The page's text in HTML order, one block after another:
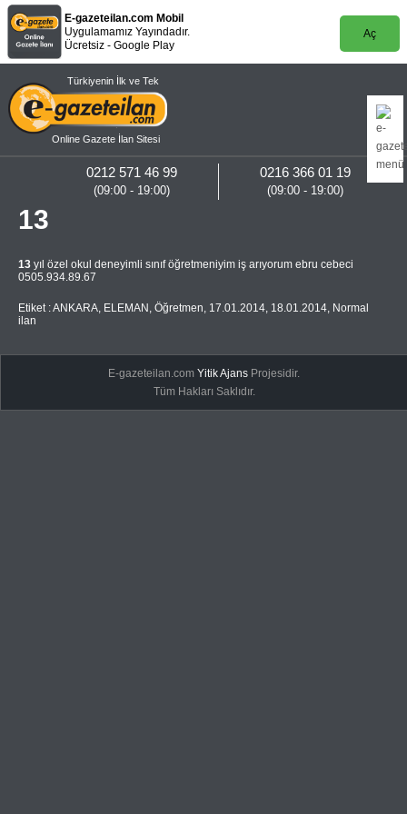
E-gazeteilan.com Mobil
Uygulamamız Yayındadır.
Ücretsiz - Google Play
Aç
Türkiyenin İlk ve Tek
Online Gazete İlan Sitesi
0216 366 01 19
(09:00 - 19:00)
0212 571 46 99
(09:00 - 19:00)
13
13 yıl özel okul deneyimli sınıf öğretmeniyim iş arıyorum ebru cebeci
0505.934.89.67
Etiket :ANKARA, ELEMAN , Öğretmen, 17.01.2014, 18.01.2014, Normal
ilan
E-gazeteilan.comYitik Ajans Projesidir.
Tüm Hakları Saklıdır.